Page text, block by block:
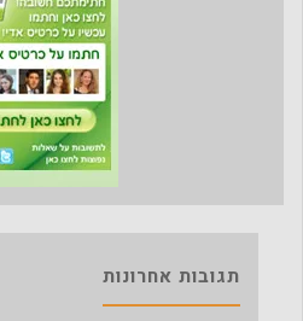
תגובות אחרונות